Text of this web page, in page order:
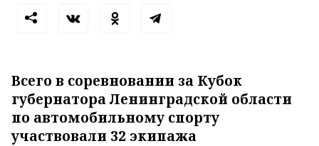
Всего в соревновании за Кубок
губернатора Ленинградской области
по автомобильному спорту
участвовали 32 экипажа